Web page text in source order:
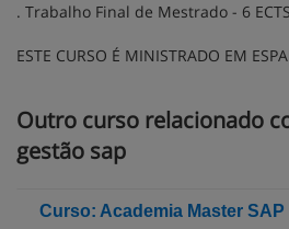
. Trabalho Final de Mestrado - 6 ECTS
ESTE CURSO É MINISTRADO EM
Outro curso relacionado
gestão sap
Curso: Academia Master SAP